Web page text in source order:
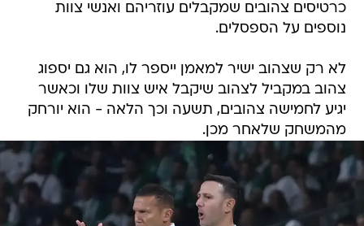
כרטיסים צהובים שמקבלים עוזריהם ואנשי צוות
נוספים על הספסלים.
לא רק שצהוב ישיר למאמן ייספר לו, הוא גם יספוג
צהוב במקביל לצהוב שיקבל איש צוות שלו וכאשר
יגיע לחמישה צהובים, תשעה וכך הלאה - הוא יורחק
מהמשחק שלאחר מכן.